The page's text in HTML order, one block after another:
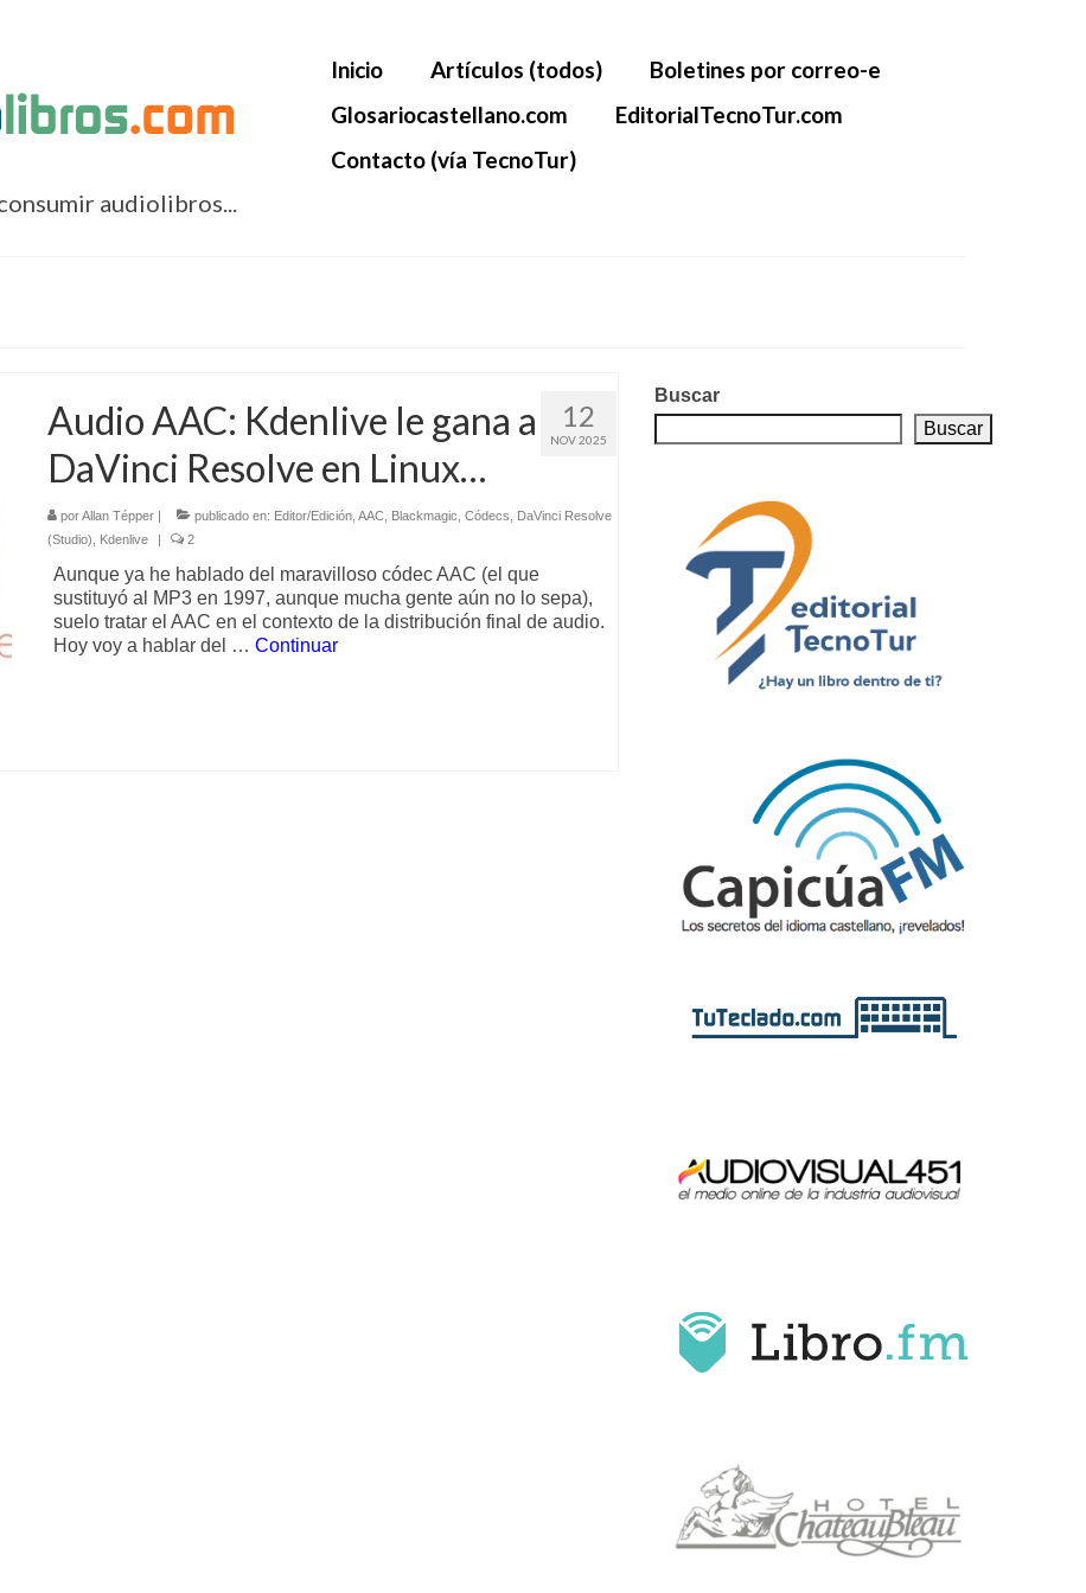
audiolibros...
Inicio Artículos (todos)
Boletines por correo-e
Glosariocastellano.com
EditorialTecnoTur.com
Contacto (vía TecnoTur)
12
NOV 2025
Audio AAC: Kdenlive le gana a
DaVinci Resolve en Linux…
porAllan Tépper| publicado en: Editor/Edición, AAC, Blackmagic Códecs
DaVinci Resolve
(Studio)
Kdenlive 2
Aunque ya he hablado del maravilloso códec AAC (el que
sustituyó al MP3 en 1997, aunque mucha gente aún no lo sepa),
suelo tratar el AAC en el contexto de la distribución final de audio.
Hoy voy a hablar del … Continuar
Buscar
Buscar